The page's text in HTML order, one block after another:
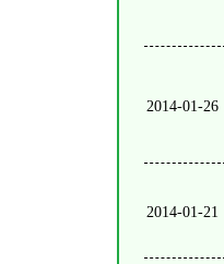
2014-01-26
2014-01-21